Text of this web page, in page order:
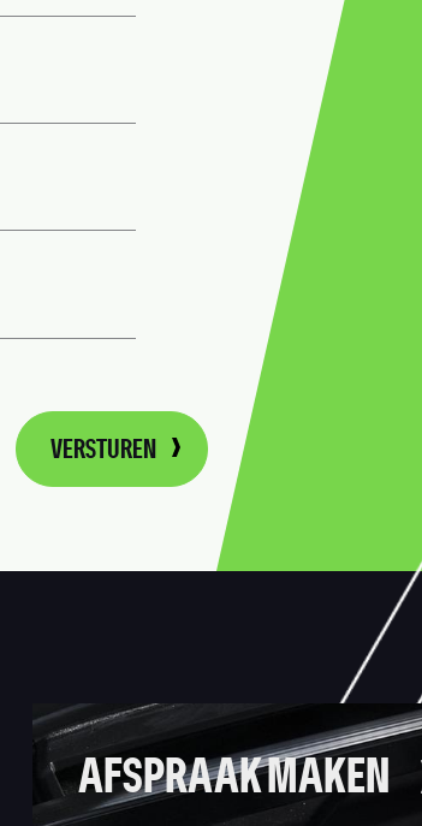
VERSTUREN
AFSPRAAK MAKEN